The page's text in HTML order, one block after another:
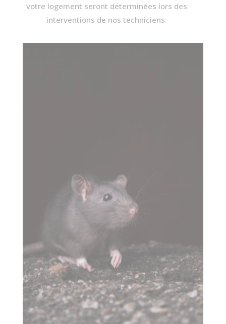
votre logement seront déterminées lors des
interventions de nos techniciens.